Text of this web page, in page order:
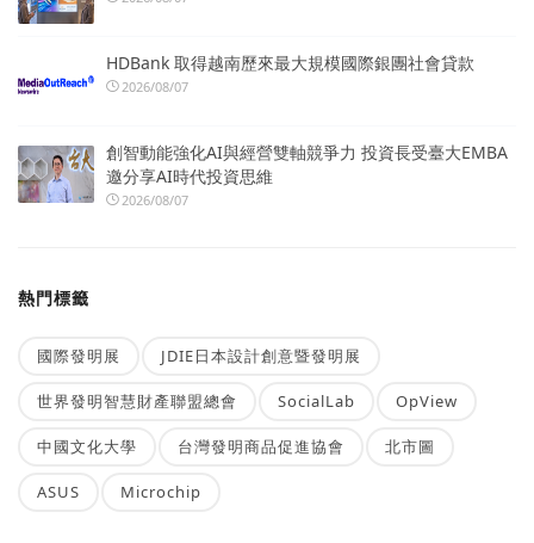
HDBank 取得越南歷來最大規模國際銀團社會貸款
2026/08/07
創智動能強化AI與經營雙軸競爭力 投資長受臺大EMBA
邀分享AI時代投資思維
2026/08/07
熱門標籤
國際發明展 JDIE日本設計創意暨發明展
世界發明智慧財產聯盟總會 SocialLab OpView
中國文化大學 台灣發明商品促進協會 北市圖
ASUS Microchip